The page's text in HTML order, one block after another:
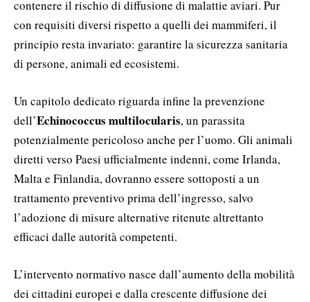
contenere il rischio di diffusione di malattie aviari. Pur
con requisiti diversi rispetto a quelli dei mammiferi, il
principio resta invariato: garantire la sicurezza sanitaria
di persone, animali ed ecosistemi.
Un capitolo dedicato riguarda infine la prevenzione
dell’Echinococcus multilocularis, un parassita
potenzialmente pericoloso anche per l’uomo. Gli animali
diretti verso Paesi ufficialmente indenni, come Irlanda,
Malta e Finlandia, dovranno essere sottoposti a un
trattamento preventivo prima dell’ingresso, salvo
l’adozione di misure alternative ritenute altrettanto
efficaci dalle autorità competenti.
L’intervento normativo nasce dall’aumento della mobilità
dei cittadini europei e dalla crescente diffusione dei